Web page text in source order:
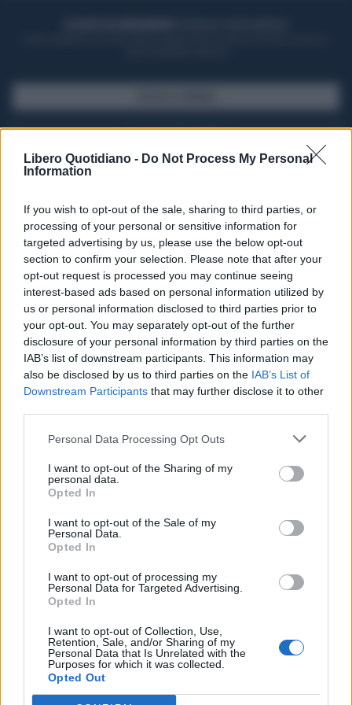
Libero Quotidiano - Do Not Process My Personal
Information
If you wish to opt-out of the sale, sharing to third parties, or
processing of your personal or sensitive information for
targeted advertising by us, please use the below opt-out
section to confirm your selection. Please note that after your
opt-out request is processed you may continue seeing
interest-based ads based on personal information utilized by
us or personal information disclosed to third parties prior to
your opt-out. You may separately opt-out of the further
disclosure of your personal information by third parties on the
IAB’s list of downstream participants. This information may
also be disclosed by us to third parties on the IAB’s List of
Downstream Participants that may further disclose it to other
Personal Data Processing Opt Outs
I want to opt-out of the Sharing of my
personal data.
Opted In
I want to opt-out of the Sale of my
Personal Data.
Opted In
I want to opt-out of processing my
Personal Data for Targeted Advertising.
Opted In
I want to opt-out of Collection, Use,
Retention, Sale, and/or Sharing of my
Personal Data that Is Unrelated with the
Purposes for which it was collected.
Opted Out
Seguici su Google Discover
Segui Libero Quotidiano su Google Discover
Scegli Libero Quotidiano come fonte preferita
SPETTACOLI
SCIENZA E TECH
Libero ShoppingContattiPubblicitàCookie policy
Condizioni generali